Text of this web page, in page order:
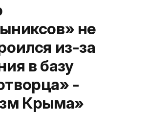
не
из-за
в базу
-
Крыма»